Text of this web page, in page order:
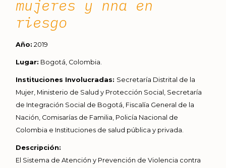
mujeres y nna en
riesgo
Año: 2019
Lugar: Bogotá, Colombia.
Instituciones Involucradas: Secretaría Distrital de la
Mujer, Ministerio de Salud y Protección Social, Secretaría
de Integración Social de Bogotá, Fiscalía General de la
Nación, Comisarías de Familia, Policía Nacional de
Colombia e Instituciones de salud pública y privada.
Descripción:
El Sistema de Atención y Prevención de Violencia contra